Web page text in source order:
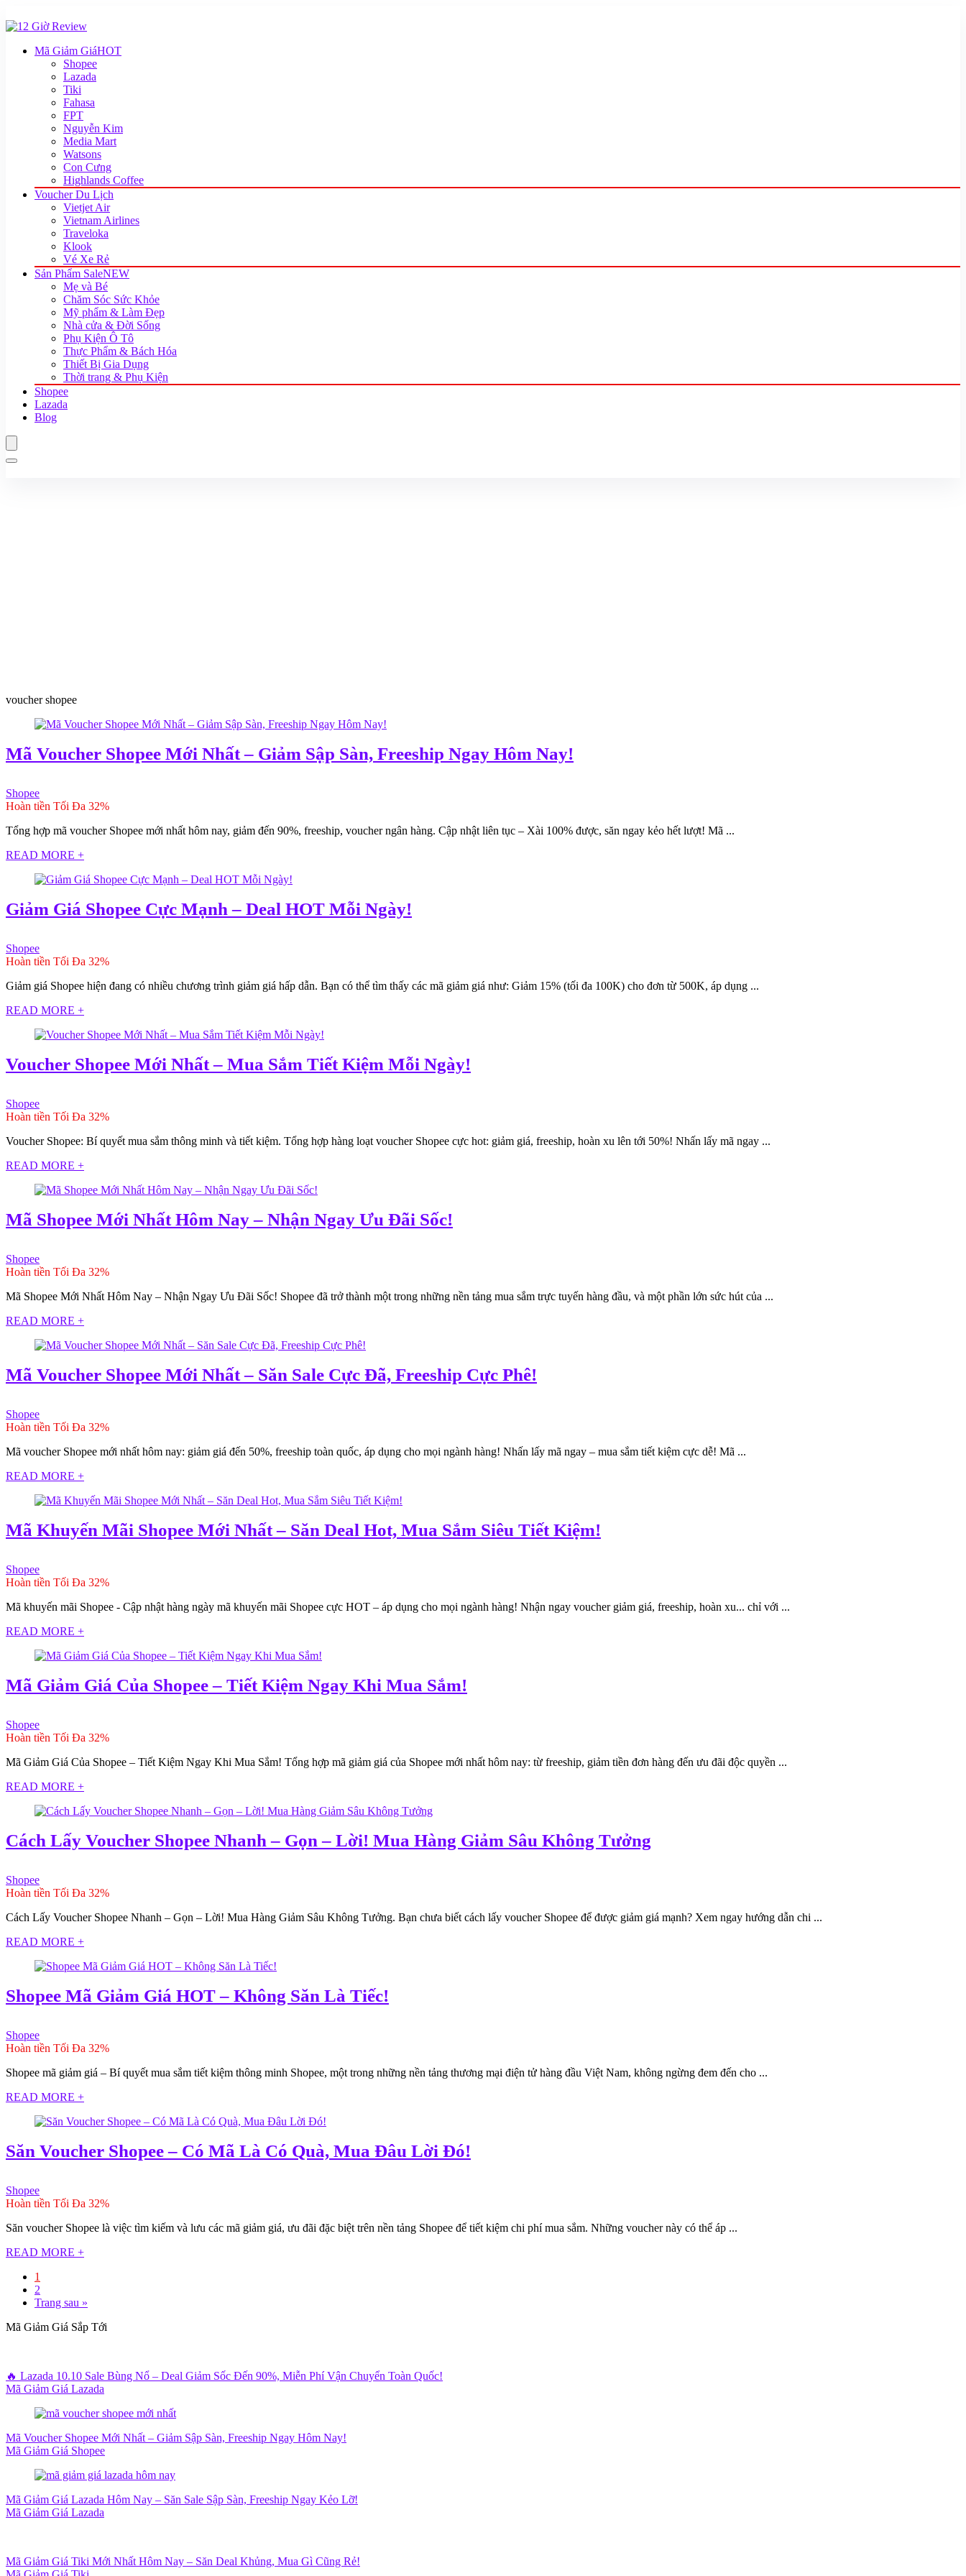
Mã Giảm GiáHOT
Shopee
Lazada
Tiki
Fahasa
FPT
Nguyễn Kim
Media Mart
Watsons
Con Cưng
Highlands Coffee
Voucher Du Lịch
Vietjet Air
Vietnam Airlines
Traveloka
Klook
Vé Xe Rẻ
Sản Phẩm SaleNEW
Mẹ và Bé
Chăm Sóc Sức Khỏe
Mỹ phẩm & Làm Đẹp
Nhà cửa & Đời Sống
Phụ Kiện Ô Tô
Thực Phẩm & Bách Hóa
Thiết Bị Gia Dụng
Thời trang & Phụ Kiện
Shopee
Lazada
Blog
voucher shopee
Mã Voucher Shopee Mới Nhất – Giảm Sập Sàn, Freeship Ngay Hôm Nay!
Shopee
Hoàn tiền Tối Đa 32%
Tổng hợp mã voucher Shopee mới nhất hôm nay, giảm đến 90%, freeship, voucher ngân hàng. Cập nhật liên tục – Xài 100% được, săn ngay kẻo hết lượt! Mã ...
READ MORE +
Giảm Giá Shopee Cực Mạnh – Deal HOT Mỗi Ngày!
Shopee
Hoàn tiền Tối Đa 32%
Giảm giá Shopee hiện đang có nhiều chương trình giảm giá hấp dẫn. Bạn có thể tìm thấy các mã giảm giá như: Giảm 15% (tối đa 100K) cho đơn từ 500K, áp dụng ...
READ MORE +
Voucher Shopee Mới Nhất – Mua Sắm Tiết Kiệm Mỗi Ngày!
Shopee
Hoàn tiền Tối Đa 32%
Voucher Shopee: Bí quyết mua sắm thông minh và tiết kiệm. Tổng hợp hàng loạt voucher Shopee cực hot: giảm giá, freeship, hoàn xu lên tới 50%! Nhấn lấy mã ngay ...
READ MORE +
Mã Shopee Mới Nhất Hôm Nay – Nhận Ngay Ưu Đãi Sốc!
Shopee
Hoàn tiền Tối Đa 32%
Mã Shopee Mới Nhất Hôm Nay – Nhận Ngay Ưu Đãi Sốc! Shopee đã trở thành một trong những nền tảng mua sắm trực tuyến hàng đầu, và một phần lớn sức hút của ...
READ MORE +
Mã Voucher Shopee Mới Nhất – Săn Sale Cực Đã, Freeship Cực Phê!
Shopee
Hoàn tiền Tối Đa 32%
Mã voucher Shopee mới nhất hôm nay: giảm giá đến 50%, freeship toàn quốc, áp dụng cho mọi ngành hàng! Nhấn lấy mã ngay – mua sắm tiết kiệm cực dễ! Mã ...
READ MORE +
Mã Khuyến Mãi Shopee Mới Nhất – Săn Deal Hot, Mua Sắm Siêu Tiết Kiệm!
Shopee
Hoàn tiền Tối Đa 32%
Mã khuyến mãi Shopee - Cập nhật hàng ngày mã khuyến mãi Shopee cực HOT – áp dụng cho mọi ngành hàng! Nhận ngay voucher giảm giá, freeship, hoàn xu... chỉ với ...
READ MORE +
Mã Giảm Giá Của Shopee – Tiết Kiệm Ngay Khi Mua Sắm!
Shopee
Hoàn tiền Tối Đa 32%
Mã Giảm Giá Của Shopee – Tiết Kiệm Ngay Khi Mua Sắm! Tổng hợp mã giảm giá của Shopee mới nhất hôm nay: từ freeship, giảm tiền đơn hàng đến ưu đãi độc quyền ...
READ MORE +
Cách Lấy Voucher Shopee Nhanh – Gọn – Lời! Mua Hàng Giảm Sâu Không Tưởng
Shopee
Hoàn tiền Tối Đa 32%
Cách Lấy Voucher Shopee Nhanh – Gọn – Lời! Mua Hàng Giảm Sâu Không Tưởng. Bạn chưa biết cách lấy voucher Shopee để được giảm giá mạnh? Xem ngay hướng dẫn chi ...
READ MORE +
Shopee Mã Giảm Giá HOT – Không Săn Là Tiếc!
Shopee
Hoàn tiền Tối Đa 32%
Shopee mã giảm giá – Bí quyết mua sắm tiết kiệm thông minh Shopee, một trong những nền tảng thương mại điện tử hàng đầu Việt Nam, không ngừng đem đến cho ...
READ MORE +
Săn Voucher Shopee – Có Mã Là Có Quà, Mua Đâu Lời Đó!
Shopee
Hoàn tiền Tối Đa 32%
Săn voucher Shopee là việc tìm kiếm và lưu các mã giảm giá, ưu đãi đặc biệt trên nền tảng Shopee để tiết kiệm chi phí mua sắm. Những voucher này có thể áp ...
READ MORE +
1
2
Trang sau »
Mã Giảm Giá Sắp Tới
🔥 Lazada 10.10 Sale Bùng Nổ – Deal Giảm Sốc Đến 90%, Miễn Phí Vận Chuyển Toàn Quốc!
Mã Giảm Giá Lazada
Mã Voucher Shopee Mới Nhất – Giảm Sập Sàn, Freeship Ngay Hôm Nay!
Mã Giảm Giá Shopee
Mã Giảm Giá Lazada Hôm Nay – Săn Sale Sập Sàn, Freeship Ngay Kẻo Lỡ!
Mã Giảm Giá Lazada
Mã Giảm Giá Tiki Mới Nhất Hôm Nay – Săn Deal Khủng, Mua Gì Cũng Rẻ!